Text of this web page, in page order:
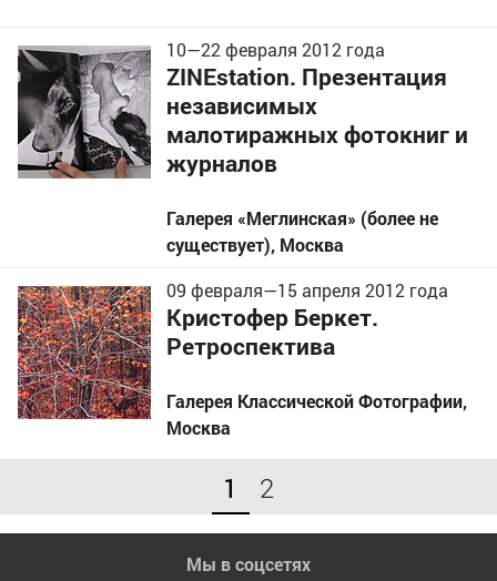
10—22февраля 2012 года
ZINEstation. Презентация
независимых
малотиражных фотокниг и
журналов
Галерея «Меглинская» (более не
существует), Москва
09 февраля—15 апреля 2012 года
Кристофер Беркет.
Ретроспектива
Галерея Классической Фотографии,
Москва
1 2
Мы в соцсетях